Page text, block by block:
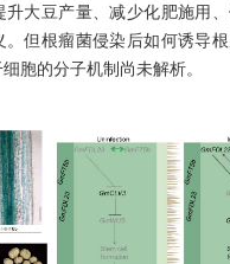
升大豆产量、减少化肥施用
。但根瘤菌侵染后如何诱导
胞的分子机制尚未解析。